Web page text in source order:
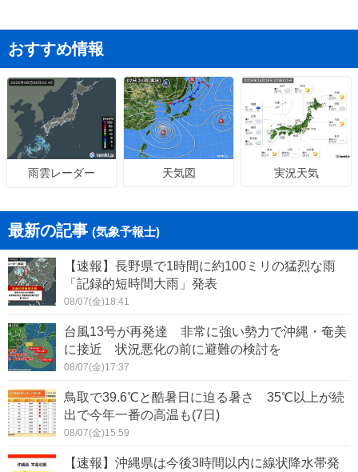
おすすめ情報
雨雲レーダー 天気図 実況天気
最新の記事 (気象予報士)
【速報】長野県で1時間に約100ミリの猛烈な雨
「記録的短時間大雨」発表
08/07(金)18:41
台風13号が再発達 非常に強い勢力で沖縄・奄美
に接近 状況悪化の前に避難の検討を
08/07(金)17:37
鳥取で39.6℃と酷暑日に迫る暑さ 35℃以上が続
出で今年一番の高温も(7日)
08/07(金)15:59
【速報】沖縄県は今後3時間以内に線状降水帯発